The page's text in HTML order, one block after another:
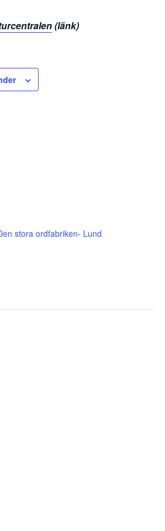
(länk)
stora ordfabriken- Lund